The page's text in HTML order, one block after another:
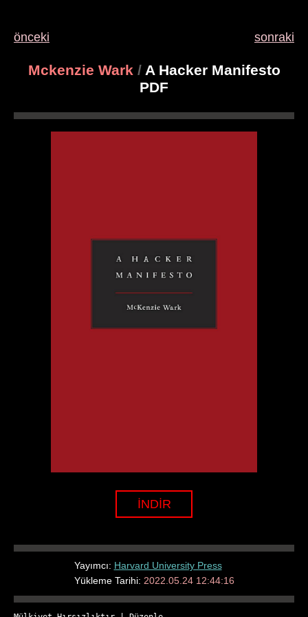
önceki sonraki
Mckenzie Wark /A Hacker Manifesto
PDF
İNDİR
Yayımcı: Harvard University Press
Yükleme Tarihi: 2022.05.24 12:44:16